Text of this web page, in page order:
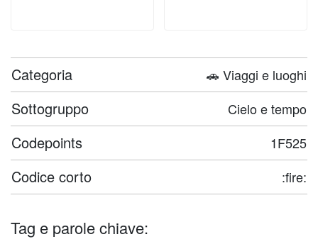
Categoria 🚗 Viaggi e luoghi
Sottogruppo Cielo e tempo
Codepoints 1F525
Codice corto :fire:
Tag e parole chiave: